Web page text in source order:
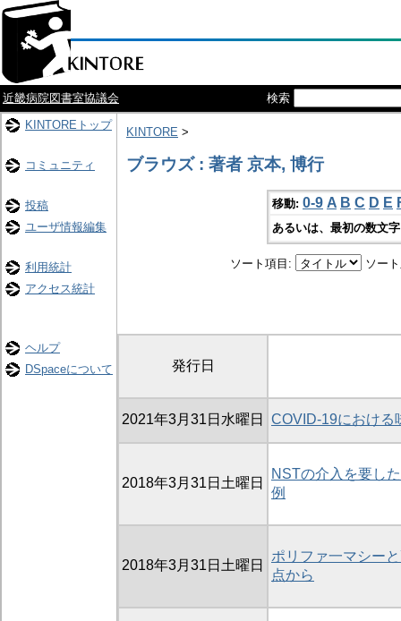
近畿病院図書室協議会
検索
KINTOREトップ
コミュニティ
投稿
ユーザ情報編集
利用統計
アクセス統計
ヘルプ
DSpaceについて
KINTORE >
ブラウズ : 著者 京本, 博行
移動: 0-9 A B C D E
あるいは、最初の数文
ソート項目: ソー
発行日
2021年3月31日水曜日 COVID-19における
2018年3月31日土曜日
NSTの介入を要し
例
2018年3月31日土曜日
ポリファ一マシー
点から